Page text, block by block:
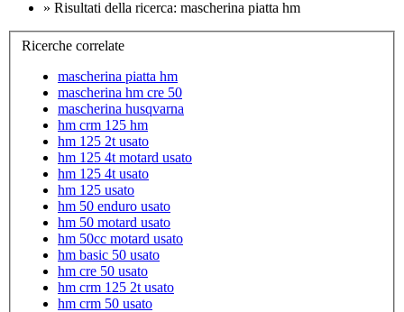
» Risultati della ricerca: mascherina piatta hm
Ricerche correlate
mascherina piatta hm
mascherina hm cre 50
mascherina husqvarna
hm crm 125 hm
hm 125 2t usato
hm 125 4t motard usato
hm 125 4t usato
hm 125 usato
hm 50 enduro usato
hm 50 motard usato
hm 50cc motard usato
hm basic 50 usato
hm cre 50 usato
hm crm 125 2t usato
hm crm 50 usato